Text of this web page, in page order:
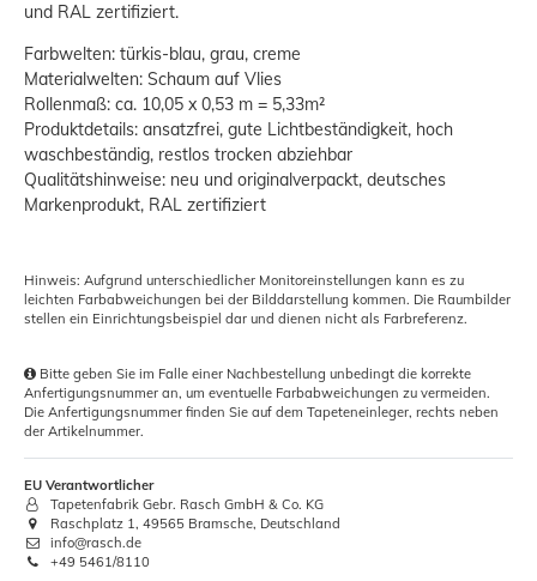
und RAL zertifiziert.
Farbwelten: türkis-blau, grau, creme
Materialwelten: Schaum auf Vlies
Rollenmaß: ca. 10,05 x 0,53 m = 5,33m²
Produktdetails: ansatzfrei, gute Lichtbeständigkeit, hoch
waschbeständig, restlos trocken abziehbar
Qualitätshinweise: neu und originalverpackt, deutsches
Markenprodukt, RAL zertifiziert
Hinweis: Aufgrund unterschiedlicher Monitoreinstellungen kann es zu
leichten Farbabweichungen bei der Bilddarstellung kommen. Die Raumbilder
stellen ein Einrichtungsbeispiel dar und dienen nicht als Farbreferenz.
Bitte geben Sie im Falle einer Nachbestellung unbedingt die korrekte
Anfertigungsnummer an, um eventuelle Farbabweichungen zu vermeiden.
Die Anfertigungsnummer finden Sie auf dem Tapeteneinleger, rechts neben
der Artikelnummer.
EU Verantwortlicher
Tapetenfabrik Gebr. Rasch GmbH & Co. KG
Raschplatz 1, 49565 Bramsche, Deutschland
info@rasch.de
+49 5461/8110